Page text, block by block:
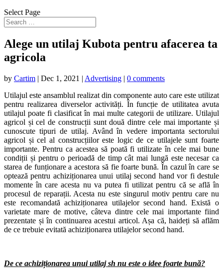
Select Page
Alege un utilaj Kubota pentru afacerea ta
agricola
by Cartim | Dec 1, 2021 | Advertising | 0 comments
Utilajul este ansamblul realizat din componente auto care este utilizat
pentru realizarea diverselor activități. În funcție de utilitatea avuta
utilajul poate fi clasificat în mai multe categorii de utilizare. Utilajul
agricol și cel de construcții sunt două dintre cele mai importante și
cunoscute tipuri de utilaj. Având în vedere importanta sectorului
agricol și cel al construcțiilor este logic de ce utilajele sunt foarte
importante. Pentru ca acestea să poată fi utilizate în cele mai bune
condiții și pentru o perioadă de timp cât mai lungă este necesar ca
starea de funționare a acestora să fie foarte bună. În cazul în care se
optează pentru achiziționarea unui utilaj second hand vor fi destule
momente în care acesta nu va putea fi utilizat pentru că se află în
procesul de reparații. Acesta nu este singurul motiv pentru care nu
este recomandată achiziționarea utilajelor second hand. Există o
varietate mare de motive, câteva dintre cele mai importante fiind
prezentate și în continuarea acestui articol. Așa că, haideți să aflăm
de ce trebuie evitată achiziționarea utilajelor second hand.
De ce achiziționarea unui utilaj sh nu este o idee foarte bună?